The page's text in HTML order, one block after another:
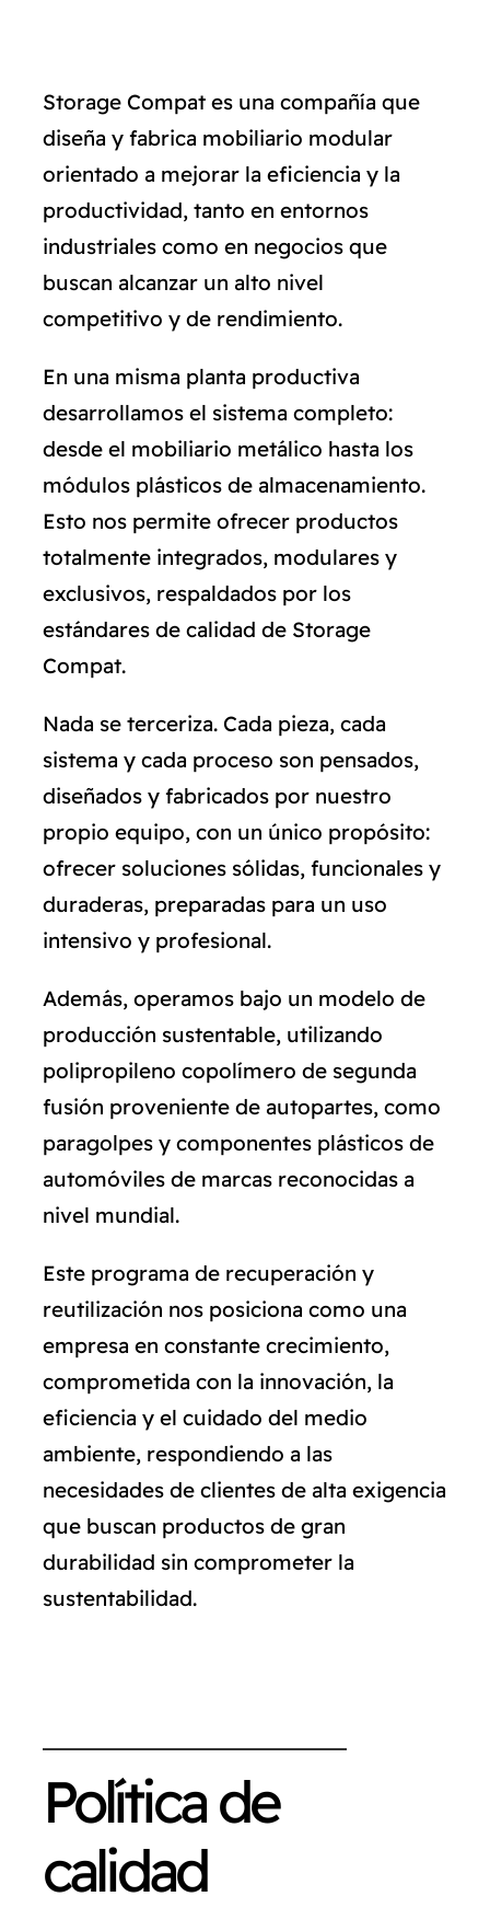
Storage Compat es una compañía que
diseña y fabrica mobiliario modular
orientado a mejorar la eficiencia y la
productividad, tanto en entornos
industriales como en negocios que
buscan alcanzar un alto nivel
competitivo y de rendimiento.
En una misma planta productiva
desarrollamos el sistema completo:
desde el mobiliario metálico hasta los
módulos plásticos de almacenamiento.
Esto nos permite ofrecer productos
totalmente integrados, modulares y
exclusivos, respaldados por los
estándares de calidad de Storage
Compat.
Nada se terceriza. Cada pieza, cada
sistema y cada proceso son pensados,
diseñados y fabricados por nuestro
propio equipo, con un único propósito:
ofrecer soluciones sólidas, funcionales y
duraderas, preparadas para un uso
intensivo y profesional.
Además, operamos bajo un modelo de
producción sustentable, utilizando
polipropileno copolímero de segunda
fusión proveniente de autopartes, como
paragolpes y componentes plásticos de
automóviles de marcas reconocidas a
nivel mundial.
Este programa de recuperación y
reutilización nos posiciona como una
empresa en constante crecimiento,
comprometida con la innovación, la
eficiencia y el cuidado del medio
ambiente, respondiendo a las
necesidades de clientes de alta exigencia
que buscan productos de gran
durabilidad sin comprometer la
sustentabilidad.
Política de
calidad